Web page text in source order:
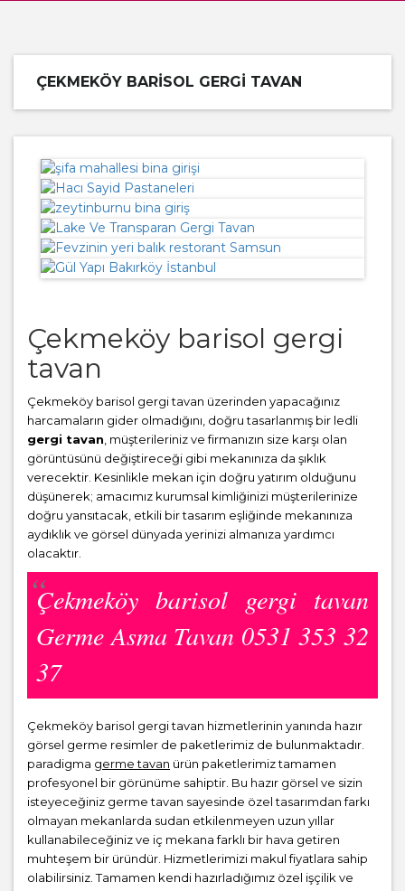
ÇEKMEKÖY BARISOL GERGI TAVAN
Çekmeköy barisol gergi
tavan
Çekmeköy barisol gergi tavan üzerinden yapacağınız
harcamaların gider olmadığını, doğru tasarlanmış bir ledli
gergi tavan , müşterileriniz ve firmanızın size karşı olan
görüntüsünü değiştireceği gibi mekanınıza da şıklık
verecektir. Kesinlikle mekan için doğru yatırım olduğunu
düşünerek; amacımız kurumsal kimliğinizi müşterilerinize
doğru yansıtacak, etkili bir tasarım eşliğinde mekanınıza
aydıklık ve görsel dünyada yerinizi almanıza yardımcı
olacaktır.
Çekmeköy barisol gergi tavan
Germe Asma Tavan 0531 353 32
37
Çekmeköy barisol gergi tavan hizmetlerinin yanında hazır
görsel germe resimler de paketlerimiz de bulunmaktadır.
paradigma germe tavan ürün paketlerimiz tamamen
profesyonel bir görünüme sahiptir. Bu hazır görsel ve sizin
isteyeceğiniz germe tavan sayesinde özel tasarımdan farkı
olmayan mekanlarda sudan etkilenmeyen uzun yıllar
kullanabileceğiniz ve iç mekana farklı bir hava getiren
muhteşem bir üründür. Hizmetlerimizi makul fiyatlara sahip
olabilirsiniz. Tamamen kendi hazırladığımız özel işçilik ve